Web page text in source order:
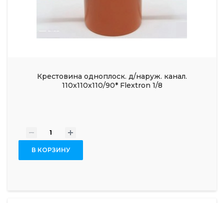
Крестовина одноплоск. д/наруж. канал.
110x110x110/90* Flextron 1/8
- +
В КОРЗИНУ